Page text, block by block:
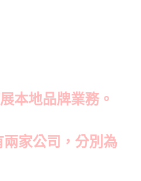
本地品牌業務。
家公司，分別為